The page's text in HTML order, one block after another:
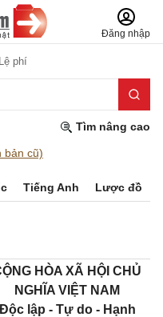
Đăng nhập
phí
Tìm nâng cao
bản cũ)
Tiếng Anh Lược đồ
HÒA XÃ HỘI CHỦ
NGHĨA VIỆT NAM
Độc lập - Tự do - Hạnh